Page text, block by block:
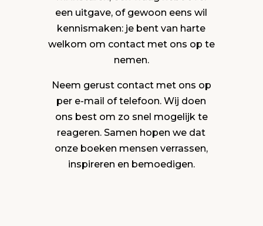
een uitgave, of gewoon eens wil
kennismaken: je bent van harte
welkom om contact met ons op te
nemen.
Neem gerust contact met ons op
per e-mail of telefoon. Wij doen
ons best om zo snel mogelijk te
reageren. Samen hopen we dat
onze boeken mensen verrassen,
inspireren en bemoedigen.